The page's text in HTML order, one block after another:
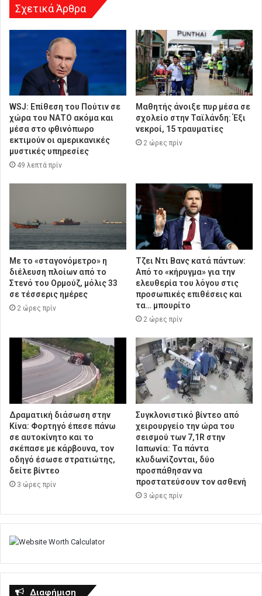
Σχετικά Άρθρα
WSJ: Επίθεση του Πούτιν σε
χώρα του ΝΑΤΟ ακόμα και
μέσα στο φθινόπωρο
εκτιμούν οι αμερικανικές
μυστικές υπηρεσίες
49 λεπτά πρίν
Μαθητής άνοιξε πυρ μέσα σε
σχολείο στην Ταϊλάνδη: Έξι
νεκροί, 15 τραυματίες
2 ώρες πρίν
Με το «σταγονόμετρο» η
διέλευση πλοίων από το
Στενό του Ορμούζ, μόλις 33
σε τέσσερις ημέρες
2 ώρες πρίν
Τζει Ντι Βανς κατά πάντων:
Από το «κήρυγμα» για την
ελευθερία του λόγου στις
προσωπικές επιθέσεις και
τα… μπουρίτο
2 ώρες πρίν
Δραματική διάσωση στην
Κίνα: Φορτηγό έπεσε πάνω
σε αυτοκίνητο και το
σκέπασε με κάρβουνα, τον
οδηγό έσωσε στρατιώτης,
δείτε βίντεο
3 ώρες πρίν
Συγκλονιστικό βίντεο από
χειρουργείο την ώρα του
σεισμού των 7,1R στην
Ιαπωνία: Τα πάντα
κλυδωνίζονται, δύο
προσπάθησαν να
προστατεύσουν τον ασθενή
3 ώρες πρίν
Διαφήμιση